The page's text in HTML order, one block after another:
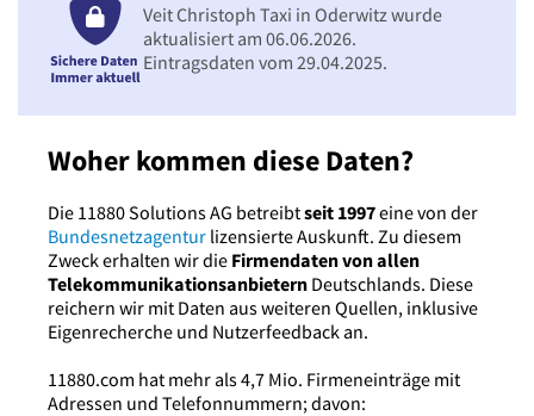
Woher kommen diese Daten?
Die 11880 Solutions AG betreibtseit 1997eine von der
Bundesnetzagentur lizensierte Auskunft. Zu diesem
Zweck erhalten wir die Firmendaten von allen
Telekommunikationsanbietern Deutschlands. Diese
reichern wir mit Daten aus weiteren Quellen, inklusive
Eigenrecherche und Nutzerfeedback an.
11880.com hat mehr als 4,7 Mio. Firmeneinträge mit
Adressen und Telefonnummern; davon:
Veit Christoph Taxi in Oderwitz wurde
aktualisiert am 06.06.2026.
Eintragsdaten vom 29.04.2025.